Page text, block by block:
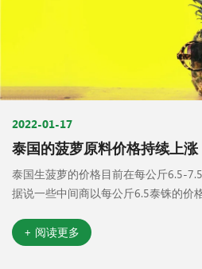
2022-01-17
泰国的菠萝原料价格持续上涨
泰国生菠萝的价格目前在每公斤6.5-
据说一些中间商以每公斤6.5泰铢的价
涨。当地一位业内人士表示:“水果供应
好。”
+ 阅读更多